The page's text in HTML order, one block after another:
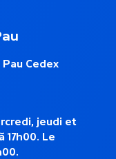
Cedex
jeudi et
17h00. Le